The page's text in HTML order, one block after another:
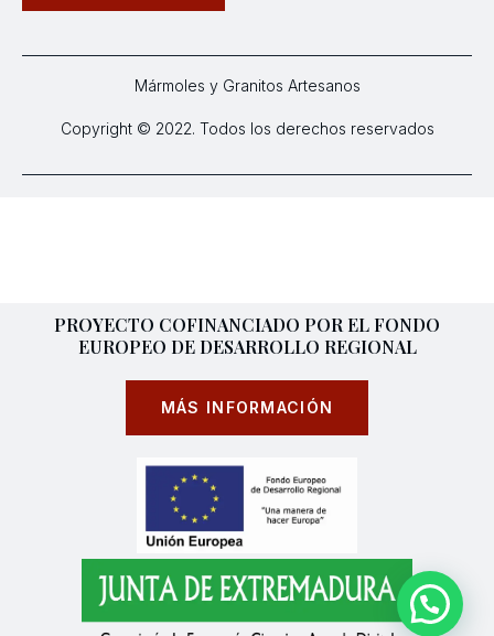
Mármoles y Granitos Artesanos
Copyright © 2022. Todos los derechos reservados
PROYECTO COFINANCIADO POR EL FONDO
EUROPEO DE DESARROLLO REGIONAL
MÁS INFORMACIÓN